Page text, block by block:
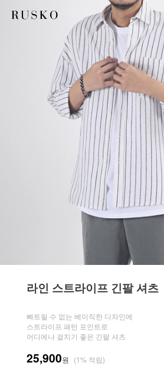
라인 스트라이프 긴팔 셔츠
빠트릴 수 없는 베이직한 디자인에
스트라이프 패턴 포인트로
어디에나 걸치기 좋은 긴팔 셔츠
25,900원 (1% 적립)